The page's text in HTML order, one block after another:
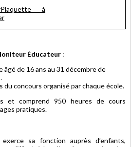
à
Éducateur :
de 16 ans au 31 décembre de
du concours organisé par chaque école.
et comprend 950 heures de cours
pratiques.
exerce sa fonction auprès d’enfants,